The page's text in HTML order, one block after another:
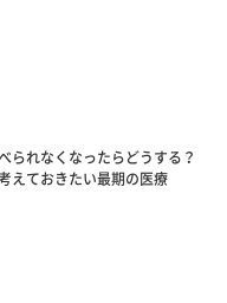
られなくなったらどうする？
えておきたい最期の医療